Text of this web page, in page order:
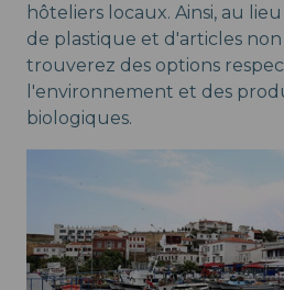
hôteliers locaux. Ainsi, au
de plastique et d'articles
trouverez des options
l'environnement et des
biologiques.